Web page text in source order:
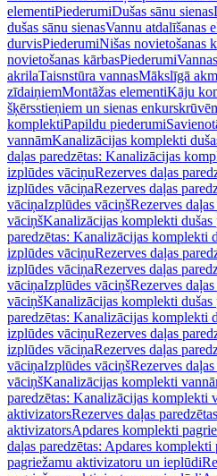
elementiPiederumiDušas sānu sienas
dušas sānu sienasVannu atdalīšanas
durvisPiederumiNišas novietošanas
novietošanas kārbasPiederumiVannas
akrilaTaisnstūra vannasMākslīgā
zīdaiņiemMontāžas elementiKāju
šķērsstieņiem un sienas
komplektiPapildu piederumi
vannāmKanalizācijas komplekti
daļas paredzētas: Kanalizācijas
izplūdes vāciņuRezerves daļas
izplūdes vāciņaRezerves daļas
vāciņaIzplūdes vāciņšRezerves
vāciņšKanalizācijas komplekti
paredzētas: Kanalizācijas komplekti
izplūdes vāciņuRezerves daļas
izplūdes vāciņaRezerves daļas
vāciņaIzplūdes vāciņšRezerves
vāciņšKanalizācijas komplekti
paredzētas: Kanalizācijas komplekti
izplūdes vāciņuRezerves daļas
izplūdes vāciņaRezerves daļas
vāciņaIzplūdes vāciņšRezerves
vāciņšKanalizācijas komplekti
paredzētas: Kanalizācijas komplekti
aktivizatorsRezerves daļas
aktivizatorsApdares komplekti
daļas paredzētas: Apdares
pagriežamu aktivizatoru un ieplūdi